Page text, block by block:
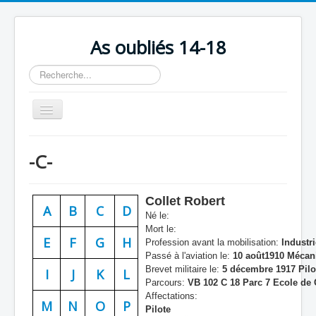
As oubliés 14-18
Rechercher
Basculer
la
Chronologie
Escadrilles
Organisation
Avions
Formation
Doctrines
-C-
A B C
D
E
F G
H
I
J K
L
M
N O
P
Collet Robert
Né le:
Mort le:
Profession avant la mobilisation:
Passé à l'aviation le: 10 août1910
Brevet militaire le: 5 décembre 1917
Parcours: VB 102 C 18 Parc 7 Ecole de
Affectations:
Pilote